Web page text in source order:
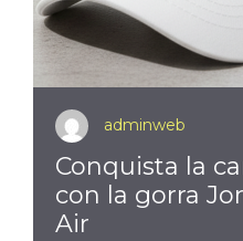
adminweb
Conquista la
con la gorra
Air